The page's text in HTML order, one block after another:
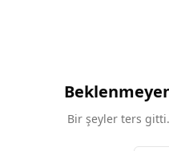
Bir şeyler ters